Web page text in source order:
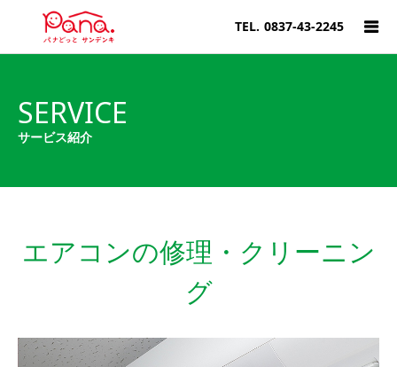
TEL. 0837-43-2245
SERVICE
サービス紹介
エアコンの修理・クリーニン
グ